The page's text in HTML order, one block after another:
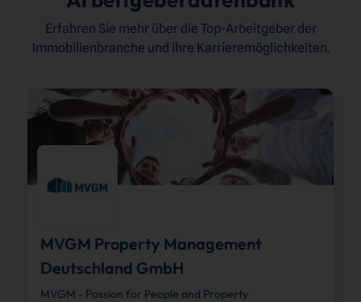
Erfahren Sie mehr über die Top-Arbeitgeber der
Immobilienbranche und ihre Karrieremöglichkeiten.
MVGM Property Management
Deutschland GmbH
MVGM - Passion for People and Property